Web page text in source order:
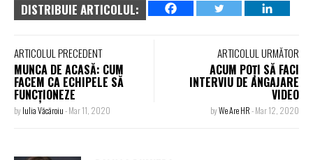
DISTRIBUIE ARTICOLUL:
ARTICOLUL PRECEDENT
MUNCA DE ACASĂ: CUM
FACEM CA ECHIPELE SĂ
FUNCȚIONEZE
byIulia Văcăroiu-Mar 11, 2020
ARTICOLUL URMĂTOR
ACUM POȚI SĂ FACI
INTERVIU DE ANGAJARE
VIDEO
byWe Are HR-Mar 12, 2020